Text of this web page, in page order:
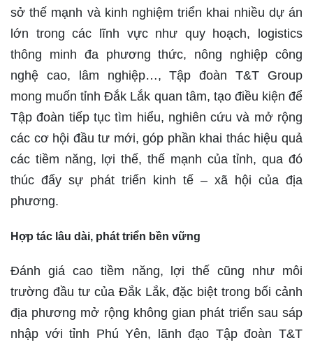
sở thế mạnh và kinh nghiệm triển khai nhiều dự án
lớn trong các lĩnh vực như quy hoạch, logistics
thông minh đa phương thức, nông nghiệp công
nghệ cao, lâm nghiệp…, Tập đoàn T&T Group
mong muốn tỉnh Đắk Lắk quan tâm, tạo điều kiện để
Tập đoàn tiếp tục tìm hiểu, nghiên cứu và mở rộng
các cơ hội đầu tư mới, góp phần khai thác hiệu quả
các tiềm năng, lợi thế, thế mạnh của tỉnh, qua đó
thúc đẩy sự phát triển kinh tế – xã hội của địa
phương.
Hợp tác lâu dài, phát triển bền vững
Đánh giá cao tiềm năng, lợi thế cũng như môi
trường đầu tư của Đắk Lắk, đặc biệt trong bối cảnh
địa phương mở rộng không gian phát triển sau sáp
nhập với tỉnh Phú Yên, lãnh đạo Tập đoàn T&T